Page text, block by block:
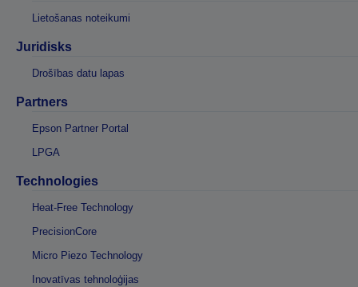
Lietošanas noteikumi
Juridisks
Drošības datu lapas
Partners
Epson Partner Portal
LPGA
Technologies
Heat-Free Technology
PrecisionCore
Micro Piezo Technology
Inovatīvas tehnoloģijas